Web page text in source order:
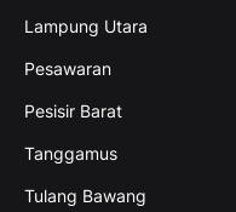
Lampung Utara
Pesawaran
Pesisir Barat
Tanggamus
Tulang Bawang